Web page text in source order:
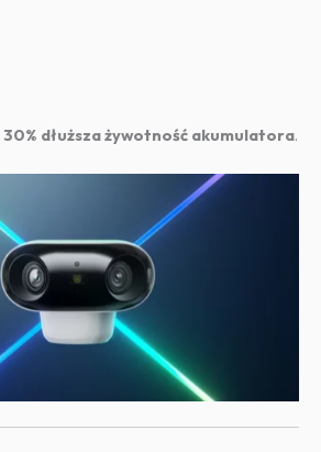
30% dłuższa żywotność akumulatora.